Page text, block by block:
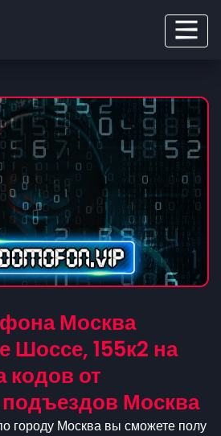
Москва
Шоссе, 155к2 на
кодов от
Москва
городу Москва вы сможете полу